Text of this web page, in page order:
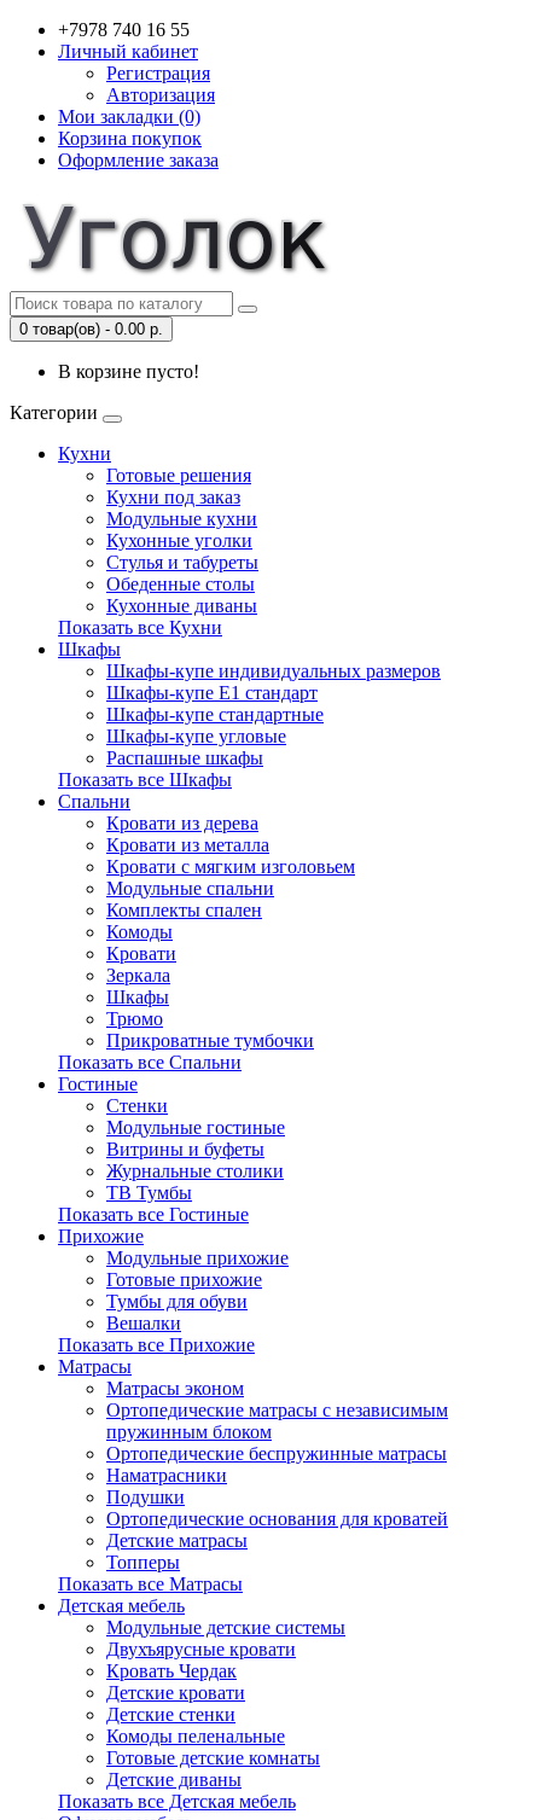
+7978 740 16 55
Личный кабинет
Регистрация
Авторизация
Мои закладки (0)
Корзина покупок
Оформление заказа
0 товар(ов) - 0.00 р.
В корзине пусто!
Категории
Кухни
Готовые решения
Кухни под заказ
Модульные кухни
Кухонные уголки
Стулья и табуреты
Обеденные столы
Кухонные диваны
Показать все Кухни
Шкафы
Шкафы-купе индивидуальных размеров
Шкафы-купе Е1 стандарт
Шкафы-купе стандартные
Шкафы-купе угловые
Распашные шкафы
Показать все Шкафы
Спальни
Кровати из дерева
Кровати из металла
Кровати с мягким изголовьем
Модульные спальни
Комплекты спален
Комоды
Кровати
Зеркала
Шкафы
Трюмо
Прикроватные тумбочки
Показать все Спальни
Гостиные
Стенки
Модульные гостиные
Витрины и буфеты
Журнальные столики
ТВ Тумбы
Показать все Гостиные
Прихожие
Модульные прихожие
Готовые прихожие
Тумбы для обуви
Вешалки
Показать все Прихожие
Матрасы
Матрасы эконом
Ортопедические матрасы с независимым
пружинным блоком
Ортопедические беспружинные матрасы
Наматрасники
Подушки
Ортопедические основания для кроватей
Детские матрасы
Топперы
Показать все Матрасы
Детская мебель
Модульные детские системы
Двухъярусные кровати
Кровать Чердак
Детские кровати
Детские стенки
Комоды пеленальные
Готовые детские комнаты
Детские диваны
Показать все Детская мебель